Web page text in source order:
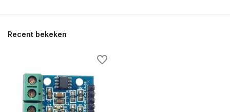
Recent bekeken